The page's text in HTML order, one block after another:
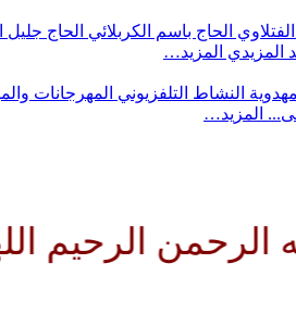
الحاج باسم الكربلائي الحاج جليل
المزيدي المزيد…
النشاط التلفزيوني المهرجانات
المزيد…
الرحيم اللهم كن